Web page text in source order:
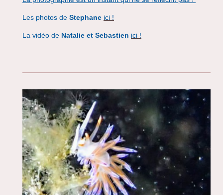
Les photos de Stephane ici !
La vidéo de Natalie et Sebastien ici !